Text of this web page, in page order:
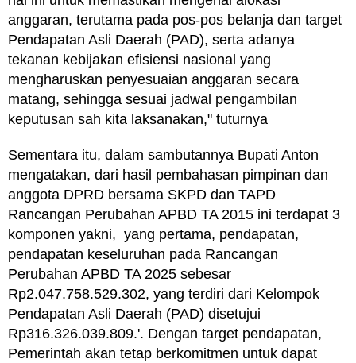
anggaran, terutama pada pos-pos belanja dan target
Pendapatan Asli Daerah (PAD), serta adanya
tekanan kebijakan efisiensi nasional yang
mengharuskan penyesuaian anggaran secara
matang, sehingga sesuai jadwal pengambilan
keputusan sah kita laksanakan," tuturnya
Sementara itu, dalam sambutannya Bupati Anton
mengatakan, dari hasil pembahasan pimpinan dan
anggota DPRD bersama SKPD dan TAPD
Rancangan Perubahan APBD TA 2015 ini terdapat 3
komponen yakni, yang pertama, pendapatan,
pendapatan keseluruhan pada Rancangan
Perubahan APBD TA 2025 sebesar
Rp2.047.758.529.302, yang terdiri dari Kelompok
Pendapatan Asli Daerah (PAD) disetujui
Rp316.326.039.809.'. Dengan target pendapatan,
Pemerintah akan tetap berkomitmen untuk dapat